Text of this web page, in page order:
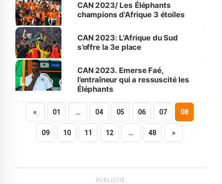
CAN 2023/ Les Éléphants
champions d'Afrique 3 étoiles
CAN 2023: L'Afrique du Sud
s’offre la 3e place
CAN 2023. Emerse Faé,
l’entraîneur qui a ressuscité les
Éléphants
« 01 … 04 05 06 07 08
09 10 11 12 … 48 »
PUBLICITÉ